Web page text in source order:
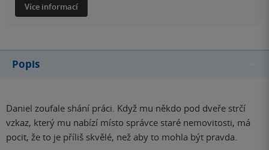
Více informací
Popis
Daniel zoufale shání práci. Když mu někdo pod dveře strčí
vzkaz, který mu nabízí místo správce staré nemovitosti, má
pocit, že to je příliš skvělé, než aby to mohla být pravda.